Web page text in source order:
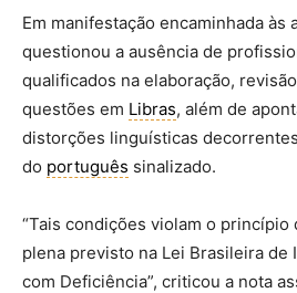
Em manifestação encaminhada às
questionou a ausência de
qualificados na elaboração,
questões em Libras, além de
distorções linguísticas
do português sinalizado.
“Tais condições violam o princípio
plena previsto na Lei Brasileira de
com Deficiência”, criticou a nota